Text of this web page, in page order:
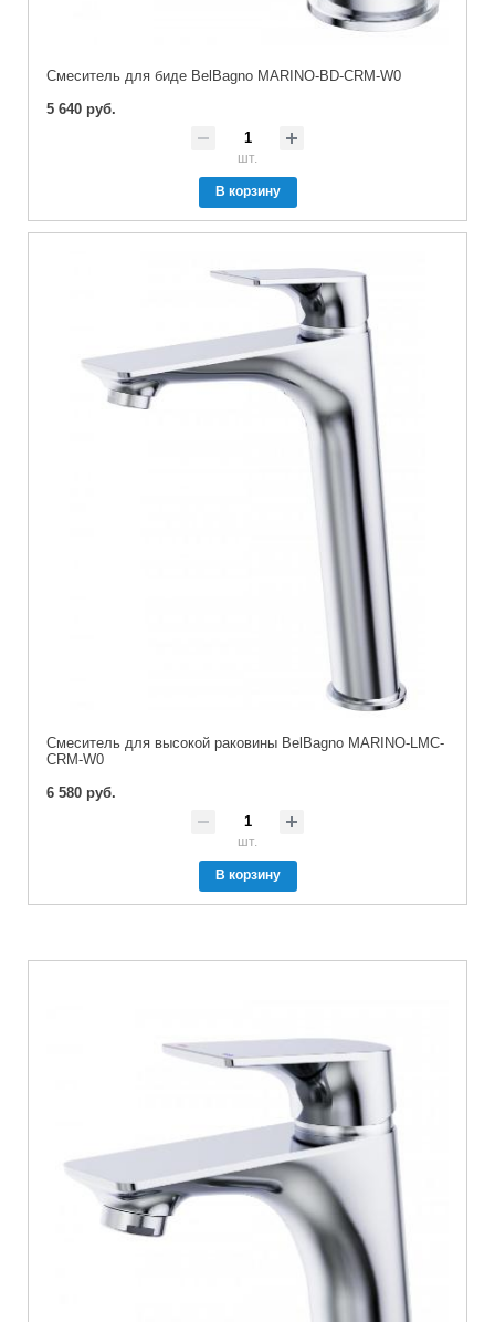
Смеситель для биде BelBagno MARINO-BD-CRM-W0
5 640 руб.
шт.
В корзину
Смеситель для высокой раковины BelBagno MARINO-LMC-
CRM-W0
6 580 руб.
шт.
В корзину